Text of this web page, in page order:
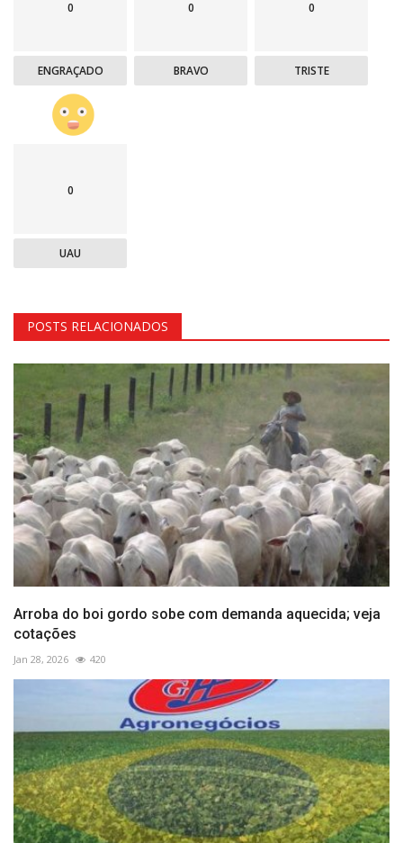
0
ENGRAÇADO
0
BRAVO
0
TRISTE
0
UAU
POSTS RELACIONADOS
Arroba do boi gordo sobe com demanda aquecida; veja
cotações
Jan 28, 2026 420